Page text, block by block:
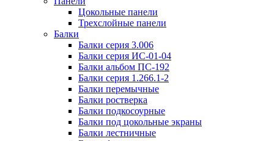
Цокольные панели
Трехслойные панели
Балки
Балки серия 3.006
Балки серия ИС-01-04
Балки альбом ПС-192
Балки серия 1.266.1-2
Балки перемычные
Балки ростверка
Балки подкосоурные
Балки под цокольные экраны
Балки лестничные